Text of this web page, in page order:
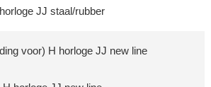
horloge JJ staal/rubber